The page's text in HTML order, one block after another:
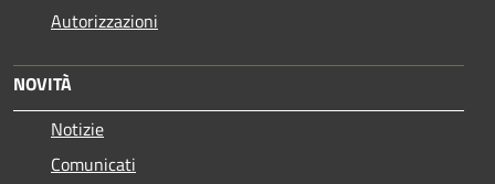
Autorizzazioni
NOVITÀ
Notizie
Comunicati